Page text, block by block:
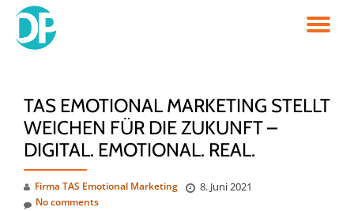
Skip
TAS EMOTIONAL MARKETING STELLT
WEICHEN FÜR DIE ZUKUNFT –
DIGITAL. EMOTIONAL. REAL.
Firma TAS Emotional Marketing 8. Juni 2021
No comments